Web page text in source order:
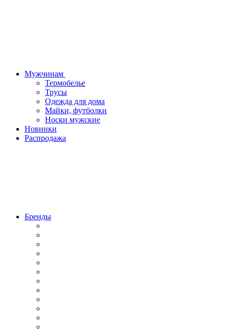
Мужчинам
Термобелье
Трусы
Одежда для дома
Майки, футболки
Носки мужские
Новинки
Распродажа
Бренды